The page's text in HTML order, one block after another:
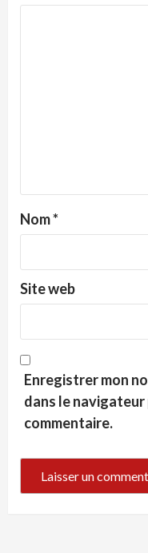
Nom*
Site web
Enregistrer mon
dans le
commentaire.